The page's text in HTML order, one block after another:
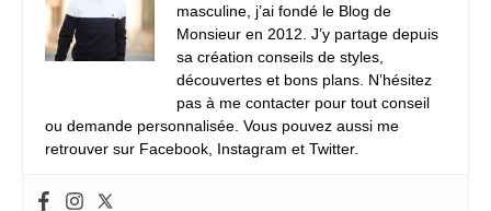
masculine, j’ai fondé le Blog de
Monsieur en 2012. J’y partage depuis
sa création conseils de styles,
découvertes et bons plans. N’hésitez
pas à me contacter pour tout conseil
ou demande personnalisée. Vous pouvez aussi me
retrouver sur Facebook, Instagram et Twitter.